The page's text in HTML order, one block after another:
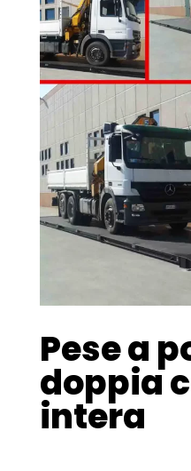
Pese a
doppia
intera